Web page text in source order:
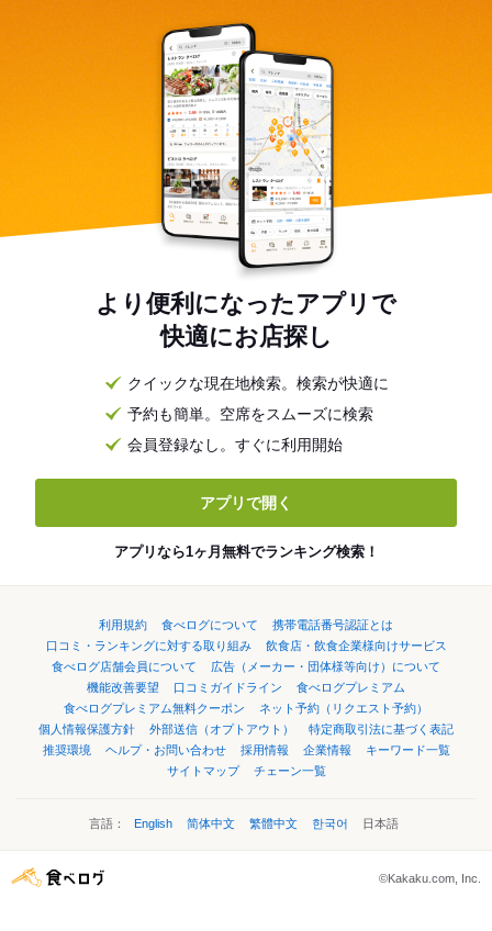
より便利になったアプリで
快適にお店探し
クイックな現在地検索。検索が快適に
予約も簡単。空席をスムーズに検索
会員登録なし。すぐに利用開始
アプリで開く
アプリなら1ヶ月無料でランキング検索！
利用規約 食べログについて
携帯電話番号認証とは
口コミ・ランキングに対する取り組み
飲食店・飲食企業様向けサービス
食べログ店舗会員について
広告（メーカー・団体様等向け）について
機能改善要望
口コミガイドライン
食べログプレミアム
食べログプレミアム無料クーポン
ネット予約（リクエスト予約）
個人情報保護方針
外部送信（オプトアウト）
特定商取引法に基づく表記
推奨環境
ヘルプ・お問い合わせ 採用情報 企業情報
キーワード一覧
サイトマップ
チェーン一覧
言語： English 简体中文 繁體中文 한국어 日本語
©Kakaku.com, Inc.